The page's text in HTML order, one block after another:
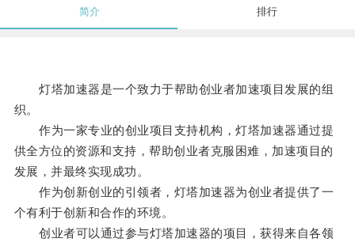
简介 排行
灯塔加速器是一个致力于帮助创业者加速项目发展的组
织。
作为一家专业的创业项目支持机构，灯塔加速器通过提
供全方位的资源和支持，帮助创业者克服困难，加速项目的
发展，并最终实现成功。
作为创新创业的引领者，灯塔加速器为创业者提供了一
个有利于创新和合作的环境。
创业者可以通过参与灯塔加速器的项目，获得来自各领